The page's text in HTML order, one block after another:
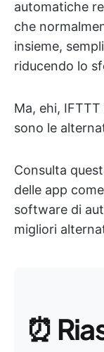
automatiche
che
insieme,
riducendo lo
Ma, ehi,
sono le
Consulta
delle app
software di
migliori
⏰